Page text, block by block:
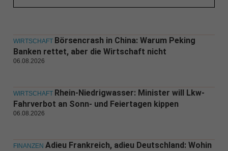
WIRTSCHAFT Börsencrash in China: Warum Peking
Banken rettet, aber die Wirtschaft nicht
06.08.2026
WIRTSCHAFT Rhein-Niedrigwasser: Minister will Lkw-
Fahrverbot an Sonn- und Feiertagen kippen
06.08.2026
FINANZEN Adieu Frankreich, adieu Deutschland: Wohin